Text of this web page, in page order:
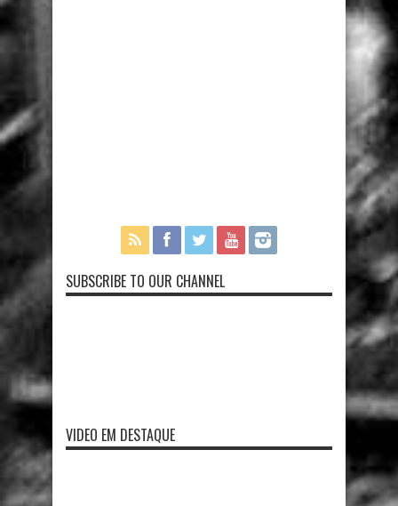
SUBSCRIBE TO OUR CHANNEL
VIDEO EM DESTAQUE